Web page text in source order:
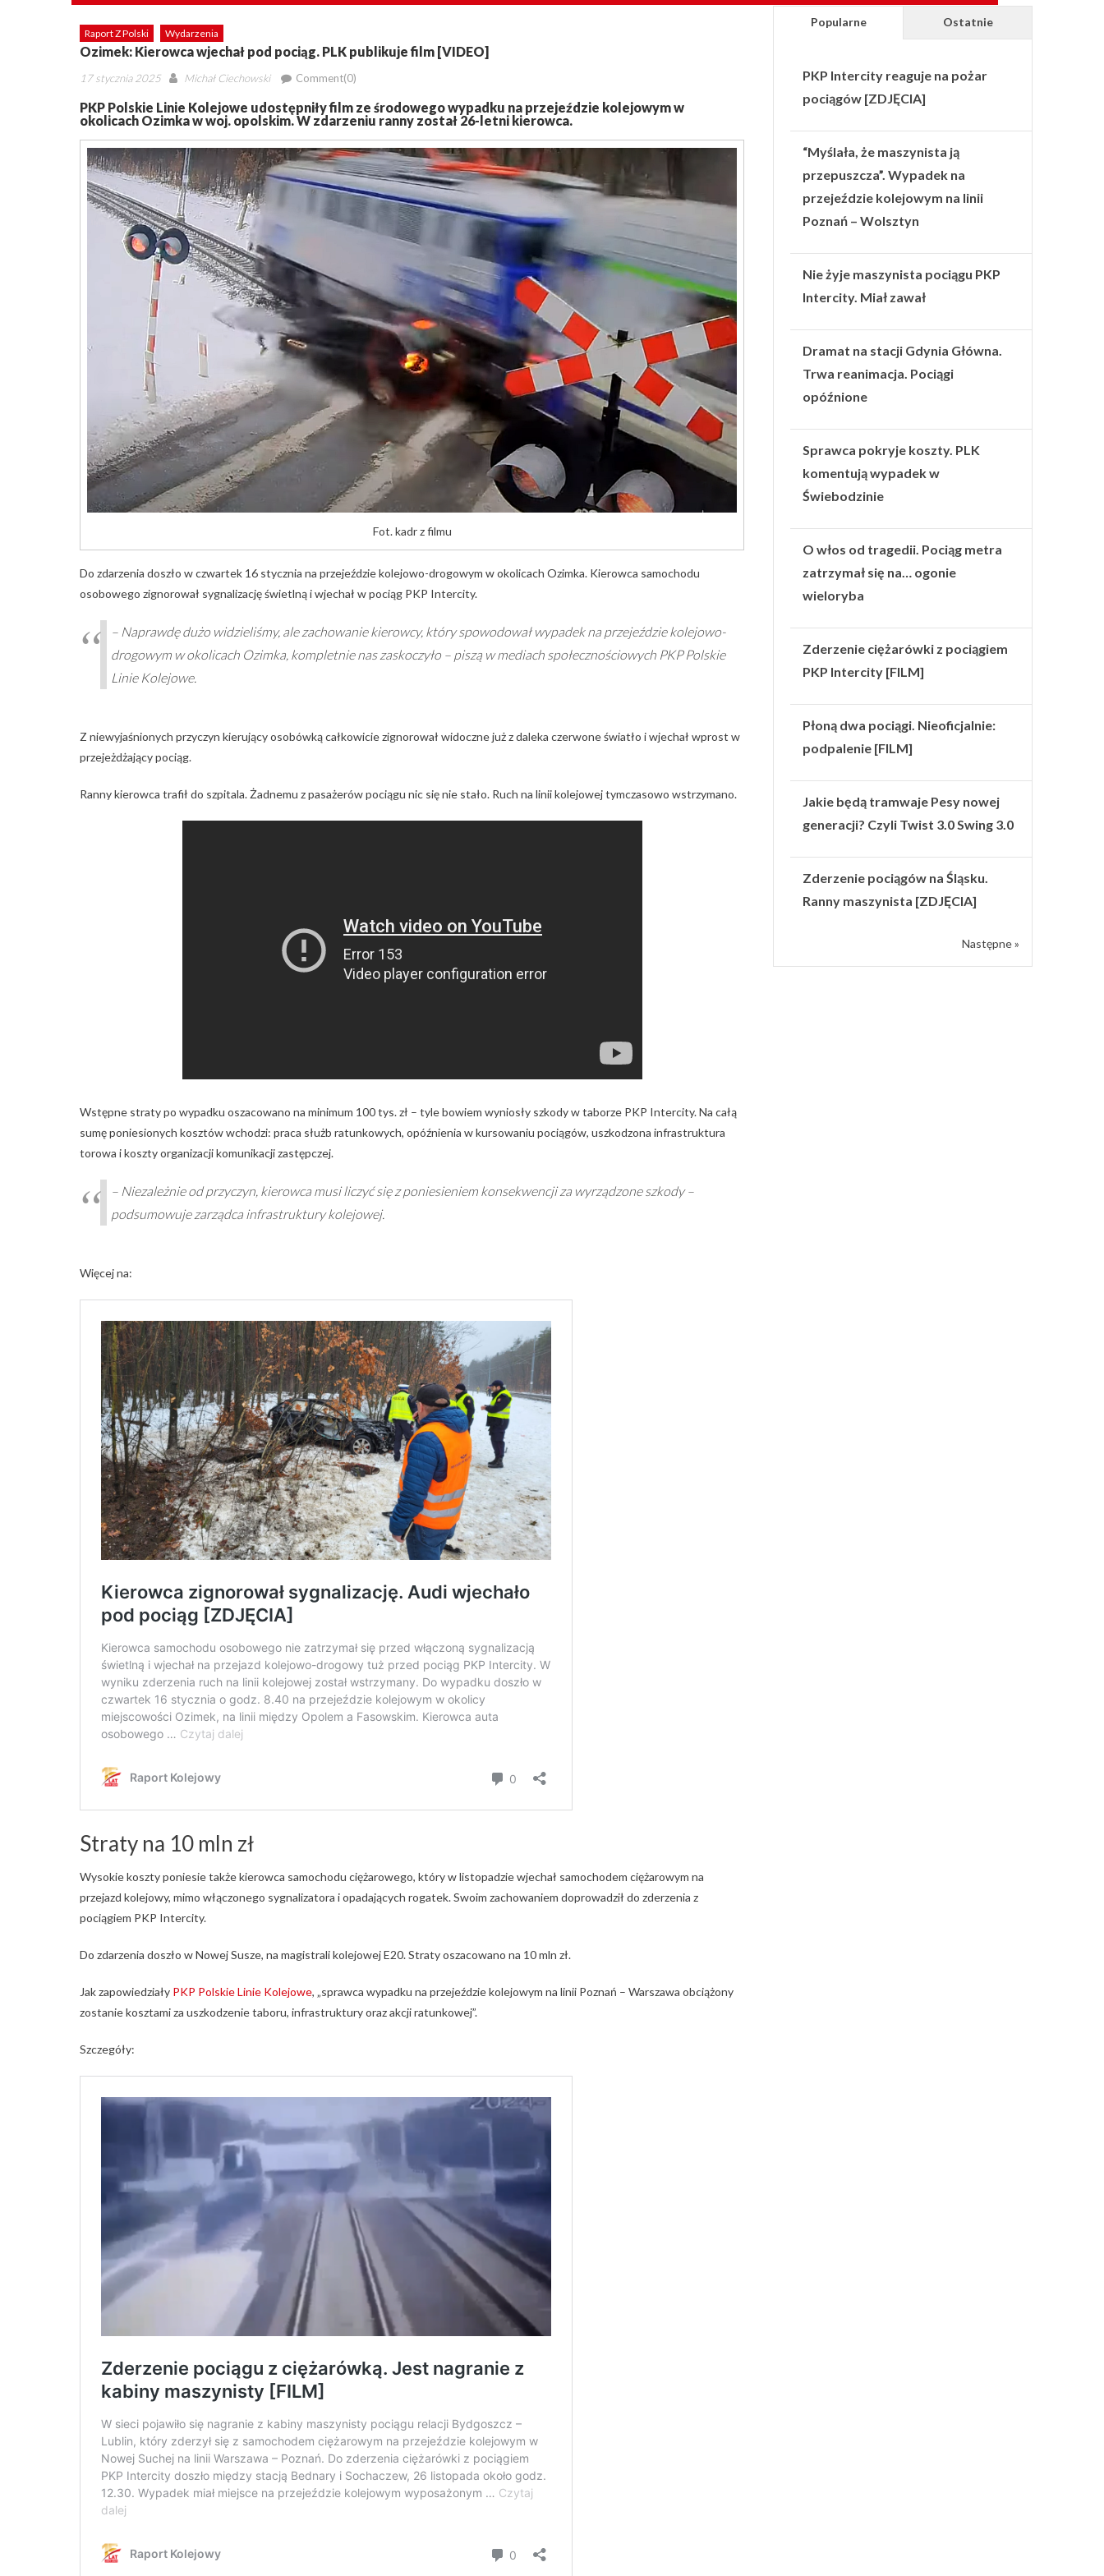
Raport Z Polski Wydarzenia
Ozimek: Kierowca wjechał pod pociąg. PLK publikuje film [VIDEO]
Posted
17 stycznia 2025 Author
Michał Ciechowski Comment(0)
PKP Polskie Linie Kolejowe udostępniły film ze środowego wypadku na przejeździe kolejowym w
okolicach Ozimka w woj. opolskim. W zdarzeniu ranny został 26-letni kierowca.
Fot. kadr z filmu
Do zdarzenia doszło w czwartek 16 stycznia na przejeździe kolejowo-drogowym w okolicach Ozimka. Kierowca samochodu
osobowego zignorował sygnalizację świetlną i wjechał w pociąg PKP Intercity.
– Naprawdę dużo widzieliśmy, ale zachowanie kierowcy, który spowodował wypadek na przejeździe kolejowo-
drogowym w okolicach Ozimka, kompletnie nas zaskoczyło – piszą w mediach społecznościowych PKP Polskie
Linie Kolejowe.
Z niewyjaśnionych przyczyn kierujący osobówką całkowicie zignorował widoczne już z daleka czerwone światło i wjechał wprost w
przejeżdżający pociąg.
Ranny kierowca trafił do szpitala. Żadnemu z pasażerów pociągu nic się nie stało. Ruch na linii kolejowej tymczasowo wstrzymano.
Wstępne straty po wypadku oszacowano na minimum 100 tys. zł – tyle bowiem wyniosły szkody w taborze PKP Intercity. Na całą
sumę poniesionych kosztów wchodzi: praca służb ratunkowych, opóźnienia w kursowaniu pociągów, uszkodzona infrastruktura
torowa i koszty organizacji komunikacji zastępczej.
– Niezależnie od przyczyn, kierowca musi liczyć się z poniesieniem konsekwencji za wyrządzone szkody –
podsumowuje zarządca infrastruktury kolejowej.
Więcej na:
Straty na 10 mln zł
Wysokie koszty poniesie także kierowca samochodu ciężarowego, który w listopadzie wjechał samochodem ciężarowym na
przejazd kolejowy, mimo włączonego sygnalizatora i opadających rogatek. Swoim zachowaniem doprowadził do zderzenia z
pociągiem PKP Intercity.
Do zdarzenia doszło w Nowej Susze, na magistrali kolejowej E20. Straty oszacowano na 10 mln zł.
Jak zapowiedziały PKP Polskie Linie Kolejowe, „sprawca wypadku na przejeździe kolejowym na linii Poznań – Warszawa obciążony
zostanie kosztami za uszkodzenie taboru, infrastruktury oraz akcji ratunkowej”.
Szczegóły:
Popularne Ostatnie
PKP Intercity reaguje na pożar
pociągów [ZDJĘCIA]
“Myślała, że maszynista ją
przepuszcza”. Wypadek na
przejeździe kolejowym na linii
Poznań – Wolsztyn
Nie żyje maszynista pociągu PKP
Intercity. Miał zawał
Dramat na stacji Gdynia Główna.
Trwa reanimacja. Pociągi
opóźnione
Sprawca pokryje koszty. PLK
komentują wypadek w
Świebodzinie
O włos od tragedii. Pociąg metra
zatrzymał się na… ogonie
wieloryba
Zderzenie ciężarówki z pociągiem
PKP Intercity [FILM]
Płoną dwa pociągi. Nieoficjalnie:
podpalenie [FILM]
Jakie będą tramwaje Pesy nowej
generacji? Czyli Twist 3.0 Swing 3.0
Zderzenie pociągów na Śląsku.
Ranny maszynista [ZDJĘCIA]
Następne »